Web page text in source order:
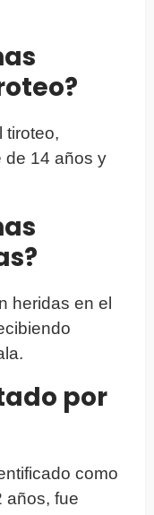
tiroteo,
de 14 años y
heridas en el
por
como
años, fue